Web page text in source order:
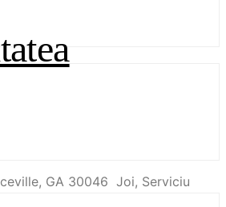
GA 30046 Joi, Serviciu